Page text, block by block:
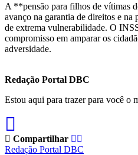
A **pensão para filhos de vítimas
avanço na garantia de direitos e na
de extrema vulnerabilidade. O
compromisso em amparar os
adversidade.
Redação Portal DBC
Estou aqui para trazer para você o
Compartilhar
Redação Portal DBC